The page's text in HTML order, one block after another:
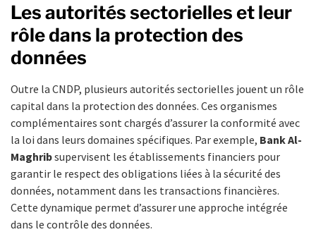
Les autorités sectorielles et leur
rôle dans la protection des
données
Outre la CNDP, plusieurs autorités sectorielles jouent un rôle
capital dans la protection des données. Ces organismes
complémentaires sont chargés d’assurer la conformité avec
la loi dans leurs domaines spécifiques. Par exemple, Bank Al-
Maghribsupervisent les établissements financiers pour
garantir le respect des obligations liées à la sécurité des
données, notamment dans les transactions financières.
Cette dynamique permet d’assurer une approche intégrée
dans le contrôle des données.